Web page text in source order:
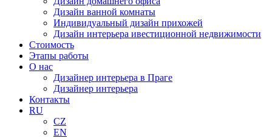
Дизайн ванной комнаты
Индивидуальный дизайн прихожей
Дизайн интерьера ивестиционной недвижимости
Стоимость
Этапы работы
О нас
Дизайнер интерьера в Праге
Дизайнер интерьера
Контакты
RU
CZ
EN